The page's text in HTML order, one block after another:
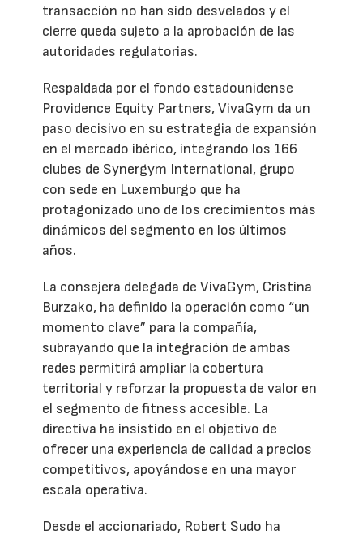
transacción no han sido desvelados y el
cierre queda sujeto a la aprobación de las
autoridades regulatorias.
Respaldada por el fondo estadounidense
Providence Equity Partners, VivaGym da un
paso decisivo en su estrategia de expansión
en el mercado ibérico, integrando los 166
clubes de Synergym International, grupo
con sede en Luxemburgo que ha
protagonizado uno de los crecimientos más
dinámicos del segmento en los últimos
años.
La consejera delegada de VivaGym, Cristina
Burzako, ha definido la operación como “un
momento clave” para la compañía,
subrayando que la integración de ambas
redes permitirá ampliar la cobertura
territorial y reforzar la propuesta de valor en
el segmento de fitness accesible. La
directiva ha insistido en el objetivo de
ofrecer una experiencia de calidad a precios
competitivos, apoyándose en una mayor
escala operativa.
Desde el accionariado, Robert Sudo ha